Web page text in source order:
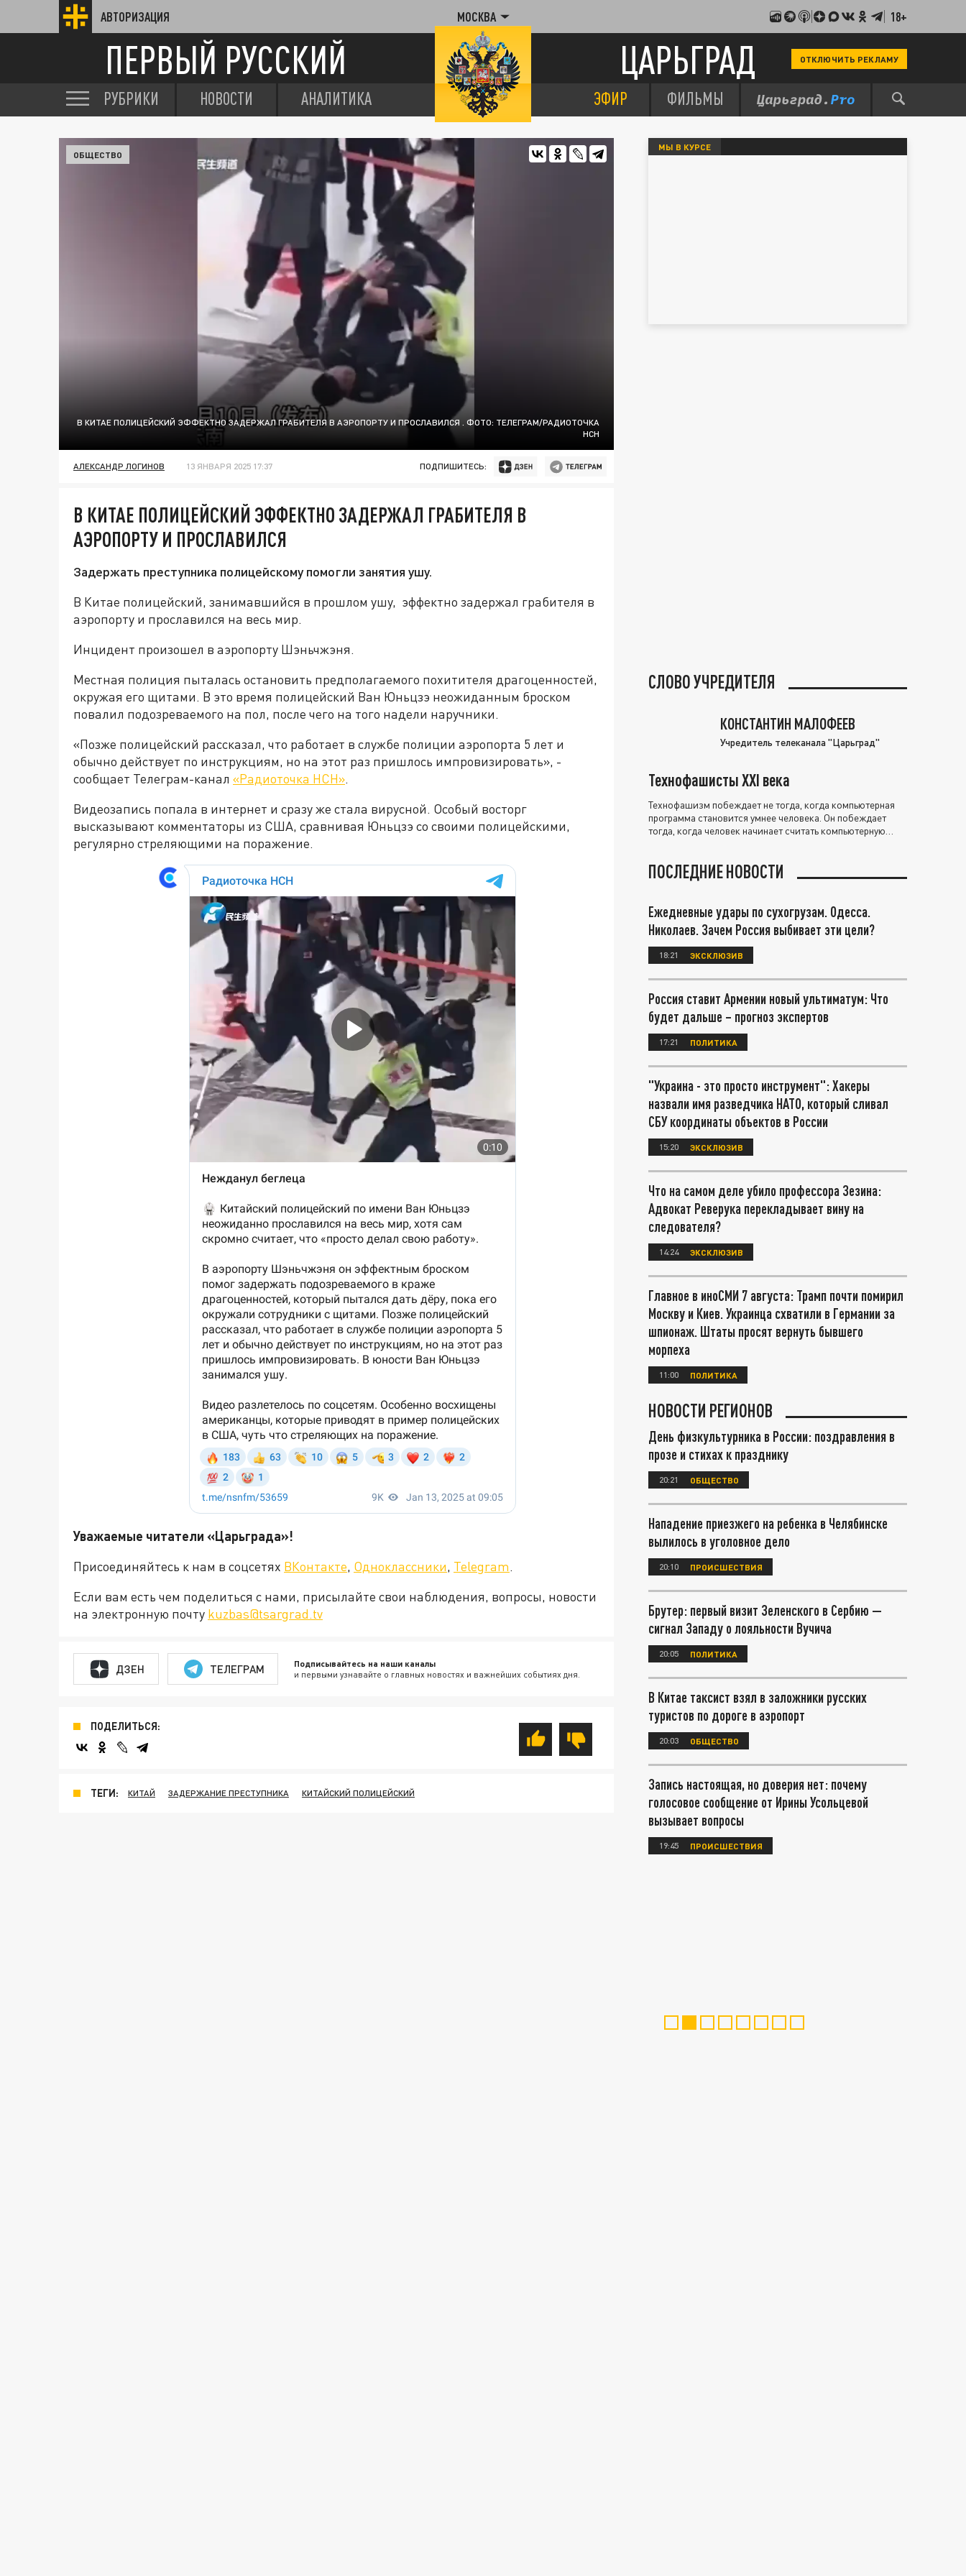
АВТОРИЗАЦИЯ МОСКВА 18+
ПЕРВЫЙ РУССКИЙ ЦАРЬГРАД ОТКЛЮЧИТЬ РЕКЛАМУ
РУБРИКИ НОВОСТИ АНАЛИТИКА ЭФИР ФИЛЬМЫ
В КИТАЕ ПОЛИЦЕЙСКИЙ ЭФФЕКТНО ЗАДЕРЖАЛ ГРАБИТЕЛЯ В АЭРОПОРТУ И ПРОСЛАВИЛСЯ . ФОТО: ТЕЛЕГРАМ/РАДИОТОЧКА
НСН
ОБЩЕСТВО
АЛЕКСАНДР ЛОГИНОВ 13 ЯНВАРЯ 2025 17:37 ПОДПИШИТЕСЬ:
В КИТАЕ ПОЛИЦЕЙСКИЙ ЭФФЕКТНО ЗАДЕРЖАЛ ГРАБИТЕЛЯ В
АЭРОПОРТУ И ПРОСЛАВИЛСЯ
Задержать преступника полицейскому помогли занятия ушу.
В Китае полицейский, занимавшийся в прошлом ушу, эффектно задержал грабителя в
аэропорту и прославился на весь мир.
Инцидент произошел в аэропорту Шэньчжэня.
Местная полиция пыталась остановить предполагаемого похитителя драгоценностей,
окружая его щитами. В это время полицейский Ван Юньцзэ неожиданным броском
повалил подозреваемого на пол, после чего на того надели наручники.
«Позже полицейский рассказал, что работает в службе полиции аэропорта 5 лет и
обычно действует по инструкциям, но на этот раз пришлось импровизировать», -
сообщает Телеграм-канал «Радиоточка НСН».
Видеозапись попала в интернет и сразу же стала вирусной. Особый восторг
высказывают комментаторы из США, сравнивая Юньцзэ со своими полицейскими,
регулярно стреляющими на поражение.
Уважаемые читатели «Царьграда»!
Присоединяйтесь к нам в соцсетях ВКонтакте, Одноклассники, Telegram.
Если вам есть чем поделиться с нами, присылайте свои наблюдения, вопросы, новости
на электронную почту kuzbas@tsargrad.tv
ДЗЕН ТЕЛЕГРАМ Подписывайтесь на наши каналы
и первыми узнавайте о главных новостях и важнейших событиях дня.
ПОДЕЛИТЬСЯ:
ТЕГИ: КИТАЙ ЗАДЕРЖАНИЕ ПРЕСТУПНИКА КИТАЙСКИЙ ПОЛИЦЕЙСКИЙ
МЫ В КУРСЕ
СЛОВО УЧРЕДИТЕЛЯ
КОНСТАНТИН МАЛОФЕЕВ
Учредитель телеканала "Царьград"
Технофашисты XXI века
Технофашизм побеждает не тогда, когда компьютерная
программа становится умнее человека. Он побеждает
тогда, когда человек начинает считать компьютерную
ПОСЛЕДНИЕ НОВОСТИ
Ежедневные удары по сухогрузам. Одесса.
Николаев. Зачем Россия выбивает эти цели?
18:21 ЭКСКЛЮЗИВ
Россия ставит Армении новый ультиматум: Что
будет дальше – прогноз экспертов
17:21 ПОЛИТИКА
"Украина - это просто инструмент": Хакеры
назвали имя разведчика НАТО, который сливал
СБУ координаты объектов в России
15:20 ЭКСКЛЮЗИВ
Что на самом деле убило профессора Зезина:
Адвокат Реверука перекладывает вину на
следователя?
14:24 ЭКСКЛЮЗИВ
Главное в иноСМИ 7 августа: Трамп почти помирил
Москву и Киев. Украинца схватили в Германии за
шпионаж. Штаты просят вернуть бывшего
морпеха
11:00 ПОЛИТИКА
НОВОСТИ РЕГИОНОВ
День физкультурника в России: поздравления в
прозе и стихах к празднику
20:21 ОБЩЕСТВО
Нападение приезжего на ребенка в Челябинске
вылилось в уголовное дело
20:10 ПРОИСШЕСТВИЯ
Брутер: первый визит Зеленского в Сербию —
сигнал Западу о лояльности Вучича
20:05 ПОЛИТИКА
В Китае таксист взял в заложники русских
туристов по дороге в аэропорт
20:03 ОБЩЕСТВО
Запись настоящая, но доверия нет: почему
голосовое сообщение от Ирины Усольцевой
вызывает вопросы
19:45 ПРОИСШЕСТВИЯ